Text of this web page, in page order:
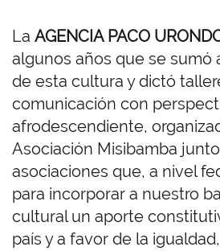
La AGENCIA PACO
algunos años que se sumó
de esta cultura y dictó
comunicación con
afrodescendiente,
Asociación Misibamba
asociaciones que, a nivel
para incorporar a nuestro
cultural un aporte
país y a favor de la